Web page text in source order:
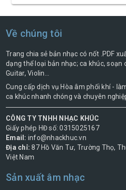
Về chúng tôi
Trang chia sẻ bản nhạc có nốt .PDF
dạng thể loại bản nhạc; ca khúc, soạn
Guitar, Violin...
Cung cấp dịch vụ Hòa âm phối khí -
ca khúc nhanh chóng và chuyên
CÔNG TY TNHH NHẠC KHÚC
Giấy phép HĐ số: 0315025167
Email: info@nhackhuc.vn
Địa chỉ: 87 Hồ Văn Tư, Trường Thọ,
Việt Nam
Sản xuất âm nhạc